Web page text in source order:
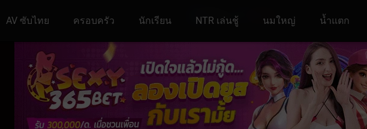
AV ซับไทย ครอบครัว นักเรียน NTR เล่นชู้ นมใหญ่ น้ำแตก